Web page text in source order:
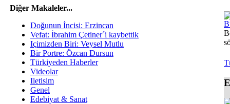
Diğer Makaleler...
Doğunun İncisi: Erzincan
Vefat: İbrahim Çetiner´i kaybettik
Içimizden Biri: Veysel Mutlu
Bir Portre: Özcan Dursun
Türkiyeden Haberler
Videolar
Iletisim
Genel
Edebiyat & Sanat